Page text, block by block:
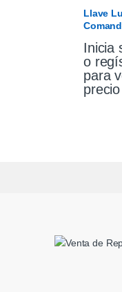
Llave
Inicia
o
para
precio